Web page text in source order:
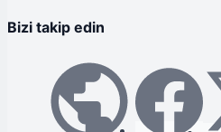
Bizi takip edin